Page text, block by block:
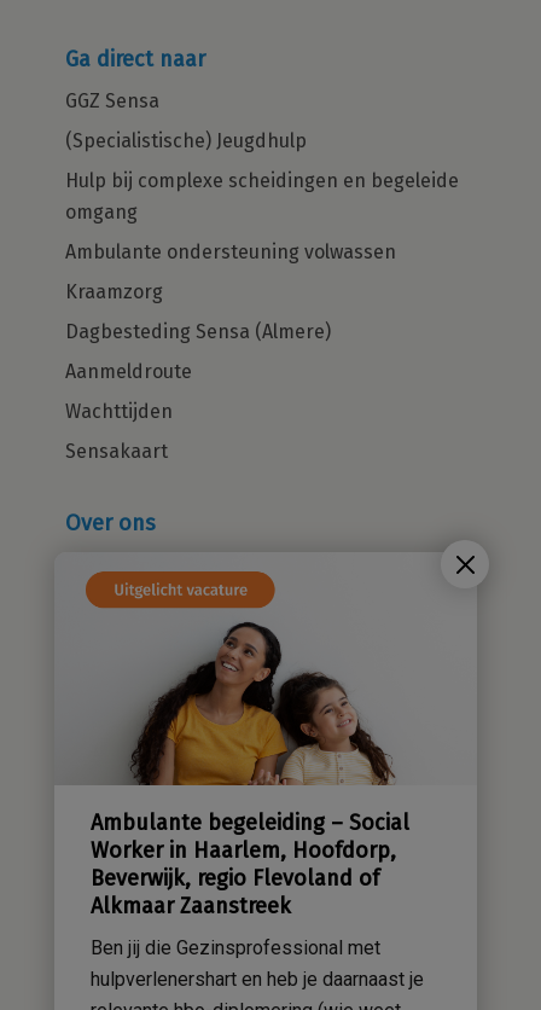
Ambulante begeleiding – Social
Worker in Haarlem, Hoofdorp,
Beverwijk, regio Flevoland of
Alkmaar Zaanstreek
Ben jij die Gezinsprofessional met
hulpverlenershart en heb je daarnaast je
Ga direct naar
GGZ Sensa
(Specialistische) Jeugdhulp
Hulp bij complexe scheidingen en begeleide
omgang
Ambulante ondersteuning volwassen
Kraamzorg
Dagbesteding Sensa (Almere)
Aanmeldroute
Wachttijden
Sensakaart
Over ons
Cliëntenraad
Sensatieve methodiek
Groene zorg
Stichting Sensa
Contact